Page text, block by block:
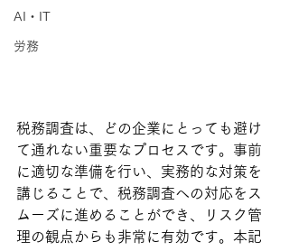
AI・IT
労務
税務調査は、どの企業にとっても避け
て通れない重要なプロセスです。事前
に適切な準備を行い、実務的な対策を
講じることで、税務調査への対応をス
ムーズに進めることができ、リスク管
理の観点からも非常に有効です。本記